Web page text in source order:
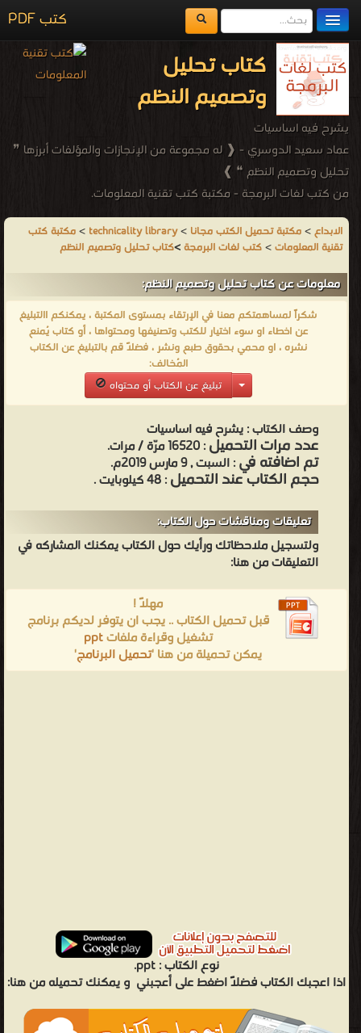
كتب PDF
مكتبة الكتب
المكتبات
يُقرأ حالياً
الفهرس
اضف كتاب
كتاب تحليل
وتصميم النظم
يشرح فيه اساسيات
عماد سعيد الدوسري - ❰ له مجموعة من الإنجازات والمؤلفات أبرزها ❞
تحليل وتصميم النظم ❝ ❱
من كتب لغات البرمجة - مكتبة كتب تقنية المعلومات.
الابداع>مكتبة تحميل الكتب مجانا >
technicality library
>مكتبة كتب
تقنية المعلومات>كتب لغات البرمجة>كتاب تحليل وتصميم النظم
معلومات عن كتاب تحليل وتصميم النظم:
شكراً لمساهمتكم معنا في الإرتقاء بمستوى المكتبة ، يمكنكم االتبليغ
عن اخطاء او سوء اختيار للكتب وتصنيفها ومحتواها ، أو كتاب يُمنع
نشره ، او محمي بحقوق طبع ونشر ، فضلاً قم بالتبليغ عن الكتاب
المُخالف:
تبليغ عن الكتاب أو محتواه
وصف الكتاب :يشرح فيه اساسيات
عدد مرات التحميل: 16520 مرّة / مرات.
تم اضافته في: السبت , 9 مارس 2019م.
حجم الكتاب عند التحميل: 48 كيلوبايت .
تعليقات ومناقشات حول الكتاب:
ولتسجيل ملاحظاتك ورأيك حول الكتاب يمكنك المشاركه في
التعليقات من هنا:
مهلاً !
قبل تحميل الكتاب .. يجب ان يتوفر لديكم برنامج
تشغيل وقراءة ملفاتppt
يمكن تحميلة من هنا 'تحميل البرنامج'
نوع الكتاب :ppt.
اذا اعجبك الكتاب فضلاً اضغط على أعجبني و يمكنك تحميله من هنا: